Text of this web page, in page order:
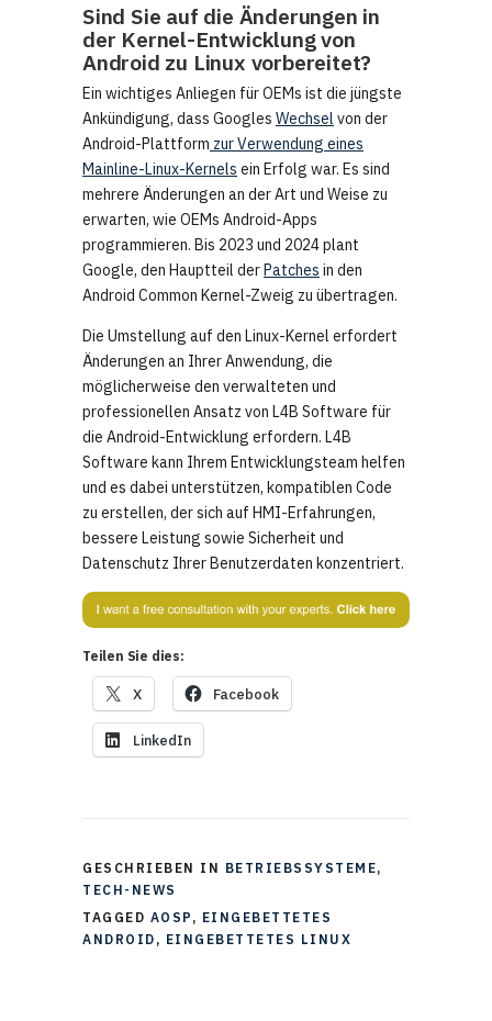
Sind Sie auf die Änderungen in
der Kernel-Entwicklung von
Android zu Linux vorbereitet?
Ein wichtiges Anliegen für OEMs ist die jüngste
Ankündigung, dass Googles Wechsel von der
Android-Plattform zur Verwendung eines
Mainline-Linux-Kernels ein Erfolg war. Es sind
mehrere Änderungen an der Art und Weise zu
erwarten, wie OEMs Android-Apps
programmieren. Bis 2023 und 2024 plant
Google, den Hauptteil derPatches in den
Android Common Kernel-Zweig zu übertragen.
Die Umstellung auf den Linux-Kernel erfordert
Änderungen an Ihrer Anwendung, die
möglicherweise den verwalteten und
professionellen Ansatz von L4B Software für
die Android-Entwicklung erfordern. L4B
Software kann Ihrem Entwicklungsteam helfen
und es dabei unterstützen, kompatiblen Code
zu erstellen, der sich auf HMI-Erfahrungen,
bessere Leistung sowie Sicherheit und
Datenschutz Ihrer Benutzerdaten konzentriert.
Teilen Sie dies:
X Facebook
LinkedIn
GESCHRIEBEN IN BETRIEBSSYSTEME,
TECH-NEWS
TAGGED AOSP , EINGEBETTETES
ANDROID , EINGEBETTETES LINUX